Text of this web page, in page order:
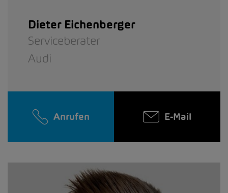
Dieter Eichenberger
Serviceberater
Audi
Anrufen E-Mail